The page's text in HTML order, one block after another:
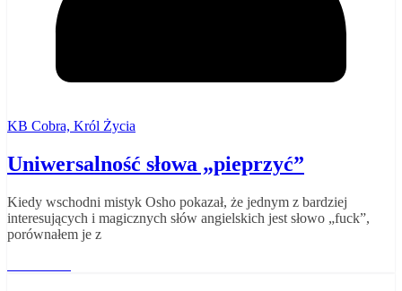
KB Cobra, Król Życia
Uniwersalność słowa „pieprzyć”
Kiedy wschodni mistyk Osho pokazał, że jednym z bardziej
interesujących i magicznych słów angielskich jest słowo „fuck”,
porównałem je z